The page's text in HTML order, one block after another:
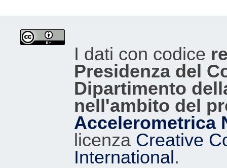
I dati con codice
Presidenza del
Dipartimento
nell'ambito del
Accelerometrica
licenza Creative
International.